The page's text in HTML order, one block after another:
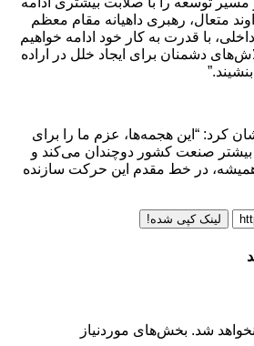
متعال، رهبری داهیانه مقام معظم
با قدرت به کار خود ادامه خواهیم
دشمنان برای ایجاد خلل در اراده
کرد: “این هجمه‌ها، عزم ما را برای
بیشتر صنعت کشور دوچندان می‌کند و
در خط مقدم این حرکت سازنده
لینک کپی شده!
شد. بخش‌های موردنیاز